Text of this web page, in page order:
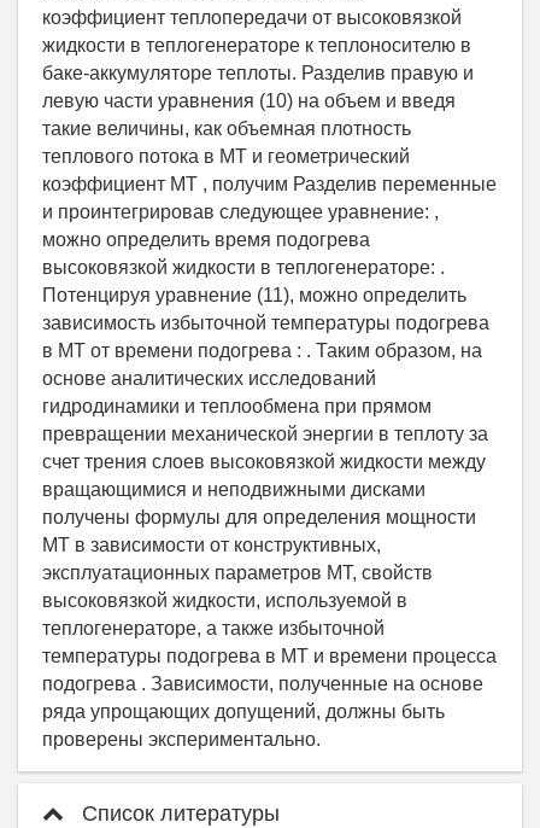
коэффициент теплопередачи от высоковязкой
жидкости в теплогенераторе к теплоносителю в
баке-аккумуляторе теплоты. Разделив правую и
левую части уравнения (10) на объем и введя
такие величины, как объемная плотность
теплового потока в МТ и геометрический
коэффициент МТ , получим Разделив переменные
и проинтегрировав следующее уравнение: ,
можно определить время подогрева
высоковязкой жидкости в теплогенераторе: .
Потенцируя уравнение (11), можно определить
зависимость избыточной температуры подогрева
в МТ от времени подогрева : . Таким образом, на
основе аналитических исследований
гидродинамики и теплообмена при прямом
превращении механической энергии в теплоту за
счет трения слоев высоковязкой жидкости между
вращающимися и неподвижными дисками
получены формулы для определения мощности
МТ в зависимости от конструктивных,
эксплуатационных параметров МТ, свойств
высоковязкой жидкости, используемой в
теплогенераторе, а также избыточной
температуры подогрева в МТ и времени процесса
подогрева . Зависимости, полученные на основе
ряда упрощающих допущений, должны быть
проверены экспериментально.
Список литературы